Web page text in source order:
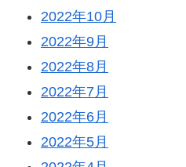
2022年10月
2022年9月
2022年8月
2022年7月
2022年6月
2022年5月